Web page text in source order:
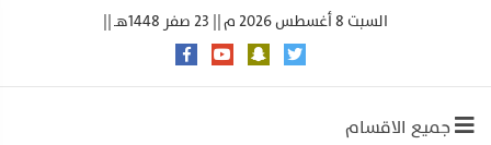
السبت 8 أغسطس 2026 م || 23 صفر 1448هـ ||
جميع الاقسام